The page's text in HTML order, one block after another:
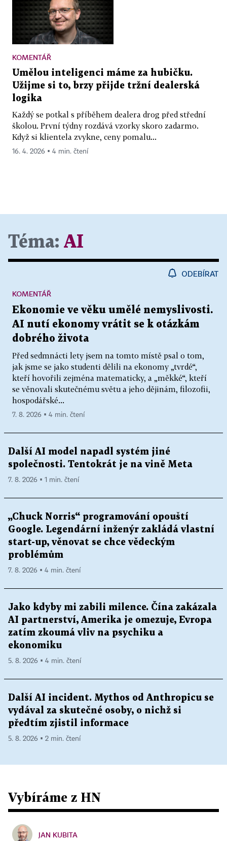
KOMENTÁŘ
Umělou inteligenci máme za hubičku.
Užijme si to, brzy přijde tržní dealerská
logika
Každý se potkal s příběhem dealera drog před střední
školou. První týdny rozdává vzorky skoro zadarmo.
Když si klientela zvykne, ceny pomalu...
16. 4. 2026 ▪ 4 min. čtení
Téma: AI
ODEBÍRAT
Ekonomie ve věku umělé nemyslivosti.
AI nutí ekonomy vrátit se k otázkám
dobrého života
Před sedmnácti lety jsem na tomto místě psal o tom,
jak jsme se jako studenti dělili na ekonomy „tvrdé“,
kteří hovořili zejména matematicky, a „měkké“, kteří
se věnovali skutečnému světu a jeho dějinám, filozofii,
hospodářské...
KOMENTÁŘ
7. 8. 2026 ▪ 4 min. čtení
Další AI model napadl systém jiné
společnosti. Tentokrát je na vině Meta
7. 8. 2026 ▪ 1 min. čtení
„Chuck Norris“ programování opouští
Google. Legendární inženýr zakládá vlastní
start-up, věnovat se chce vědeckým
problémům
7. 8. 2026 ▪ 4 min. čtení
Jako kdyby mi zabili milence. Čína zakázala
AI partnerství, Amerika je omezuje, Evropa
zatím zkoumá vliv na psychiku a
ekonomiku
5. 8. 2026 ▪ 4 min. čtení
Další AI incident. Mythos od Anthropicu se
vydával za skutečné osoby, o nichž si
předtím zjistil informace
5. 8. 2026 ▪ 2 min. čtení
Vybíráme z HN
JAN KUBITA